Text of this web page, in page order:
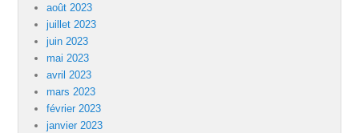
août 2023
juillet 2023
juin 2023
mai 2023
avril 2023
mars 2023
février 2023
janvier 2023